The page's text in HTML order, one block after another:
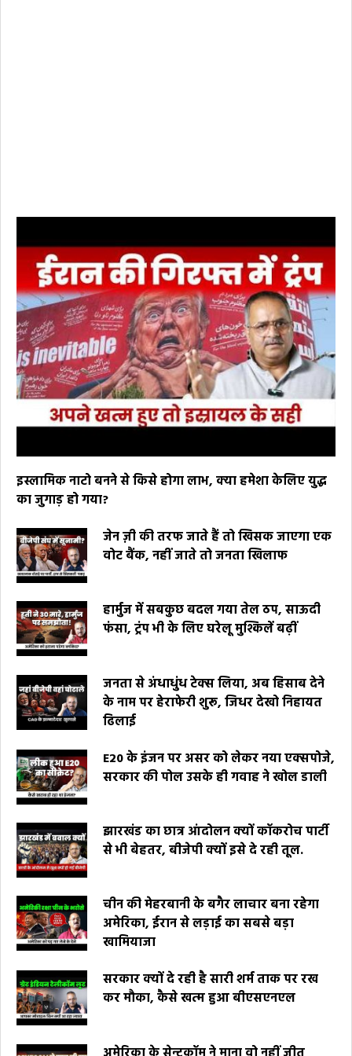
इस्लामिक नाटो बनने से किसे होगा लाभ, क्या हमेशा केलिए युद्ध
का जुगाड़ हो गया?
जेन ज़ी की तरफ जाते हैं तो खिसक जाएगा एक
वोट बैंक, नहीं जाते तो जनता खिलाफ
हार्मुज में सबकुछ बदल गया तेल ठप, साऊदी
फंसा, ट्रंप भी के लिए घरेलू मुश्किलें बढ़ीं
जनता से अंधाधुंध टेक्स लिया, अब हिसाब देने
के नाम पर हेराफेरी शुरू, जिधर देखो निहायत
ढिलाई
E20 के इंजन पर असर को लेकर नया एक्सपोजे,
सरकार की पोल उसके ही गवाह ने खोल डाली
झारखंड का छात्र आंदोलन क्यों कॉकरोच पार्टी
से भी बेहतर, बीजेपी क्यों इसे दे रही तूल.
चीन की मेहरबानी के बगैर लाचार बना रहेगा
अमेरिका, ईरान से लड़ाई का सबसे बड़ा
खामियाजा
सरकार क्यों दे रही है सारी शर्म ताक पर रख
कर मौका, कैसे खत्म हुआ बीएसएनएल